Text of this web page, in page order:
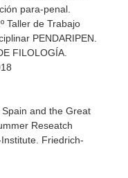
para-penal.
Taller de Trabajo
PENDARIPEN.
FILOLOGÍA.
and the Great
Reseatch
Friedrich-